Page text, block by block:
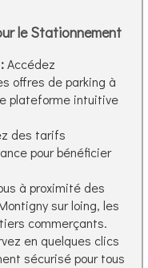
le Stationnement
Accédez
offres de parking à
plateforme intuitive
des tarifs
pour bénéficier
à proximité des
sur loing, les
commerçants.
en quelques clics
sécurisé pour tous